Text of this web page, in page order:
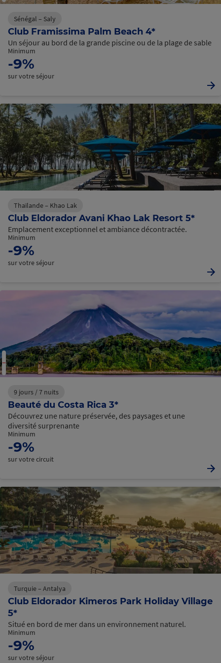
Sénégal – Saly
Club Framissima Palm Beach 4*
Un séjour au bord de la grande piscine ou de la plage de sable
Minimum
-9%
sur votre séjour
Thaïlande – Khao Lak
Club Eldorador Avani Khao Lak Resort 5*
Emplacement exceptionnel et ambiance décontractée.
Minimum
-9%
sur votre séjour
9 jours / 7 nuits
Beauté du Costa Rica 3*
Découvrez une nature préservée, des paysages et une
diversité surprenante
Minimum
-9%
sur votre circuit
Turquie – Antalya
Club Eldorador Kimeros Park Holiday Village
5*
Situé en bord de mer dans un environnement naturel.
Minimum
-9%
sur votre séjour